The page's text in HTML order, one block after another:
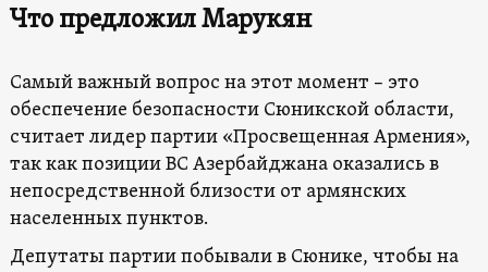
Что предложил Марукян
Самый важный вопрос на этот момент – это
обеспечение безопасности Сюникской области,
считает лидер партии «Просвещенная Армения»,
так как позиции ВС Азербайджана оказались в
непосредственной близости от армянских
населенных пунктов.
Депутаты партии побывали в Сюнике, чтобы на